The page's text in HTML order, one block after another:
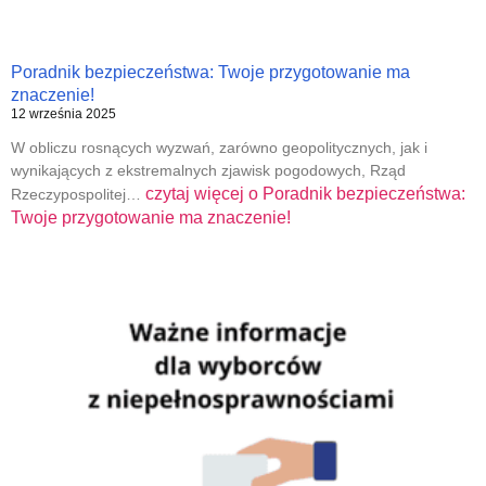
Poradnik bezpieczeństwa: Twoje przygotowanie ma
znaczenie!
12 września 2025
W obliczu rosnących wyzwań, zarówno geopolitycznych, jak i
wynikających z ekstremalnych zjawisk pogodowych, Rząd
Rzeczypospolitej… czytaj więcej o Poradnik bezpieczeństwa:
Twoje przygotowanie ma znaczenie!